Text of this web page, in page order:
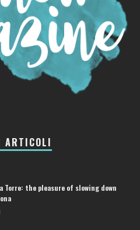
ARTICOLI
Torre: the pleasure of slowing down